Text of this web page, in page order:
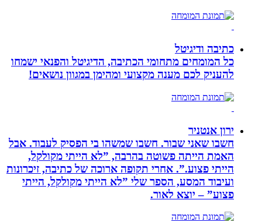
כתיבה ודיגיטל
כל המומחים מתחומי הכתיבה, הדיגיטל והפנאי ישמחו
להעניק לכם מענה מקצועי ומהימן במגוון נושאים!
ירון אנטניר
חשבו שאני שבור. חשבו שמשהו בי הפסיק לעבוד. אבל
האמת הייתה פשוטה בהרבה, ”לא הייתי מקולקל,
הייתי פצוע.”. אחרי תקופה ארוכה של כתיבה, זיכרונות
ועיבוד המסע, הספר שלי ”לא הייתי מקולקל, הייתי
פצוע” – יוצא לאור.